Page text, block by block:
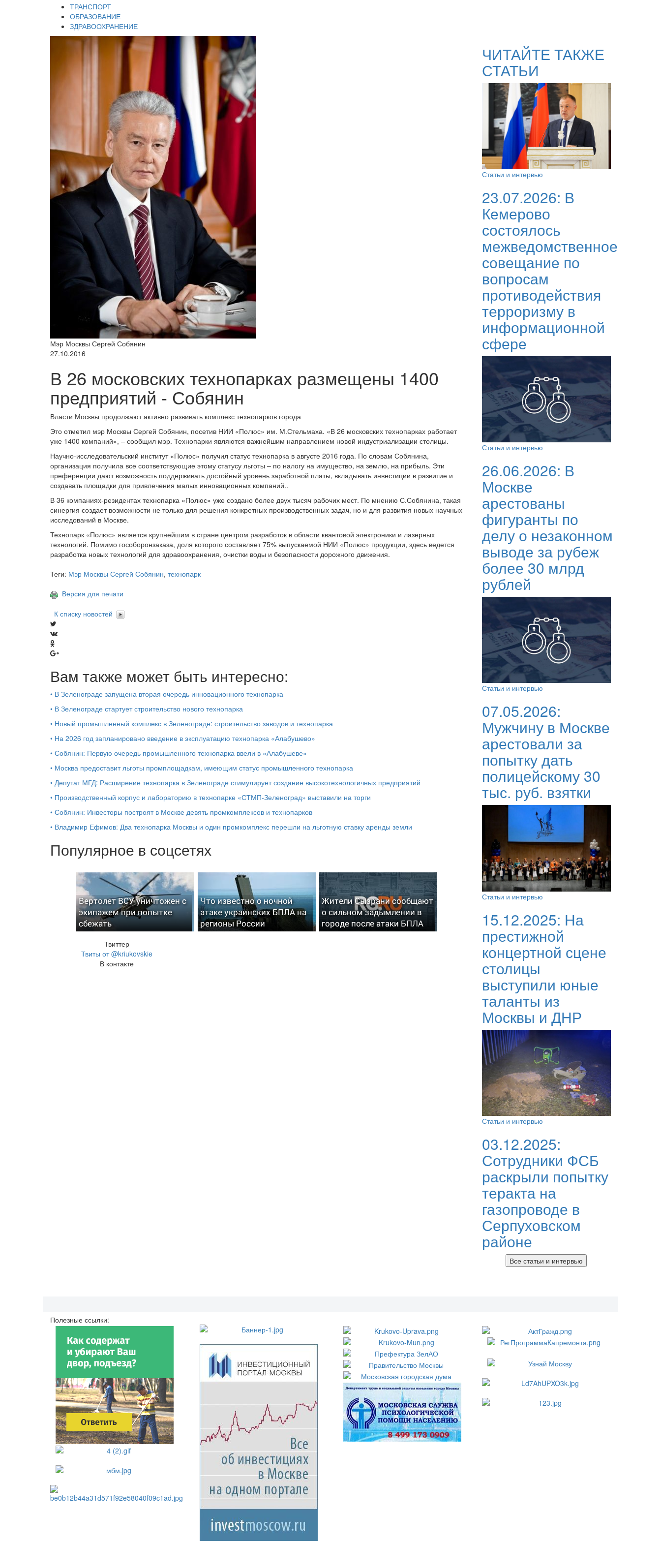
ТРАНСПОРТ
ОБРАЗОВАНИЕ
ЗДРАВООХРАНЕНИЕ
Мэр Москвы Сергей Собянин
27.10.2016
В 26 московских технопарках размещены 1400
предприятий - Собянин
Власти Москвы продолжают активно развивать комплекс технопарков города
Это отметил мэр Москвы Сергей Собянин, посетив НИИ «Полюс» им. М.Стельмаха. «В 26 московских технопарках работает
уже 1400 компаний», – сообщил мэр. Технопарки являются важнейшим направлением новой индустриализации столицы.
Научно-исследовательский институт «Полюс» получил статус технопарка в августе 2016 года. По словам Собянина,
организация получила все соответствующие этому статусу льготы – по налогу на имущество, на землю, на прибыль. Эти
преференции дают возможность поддерживать достойный уровень заработной платы, вкладывать инвестиции в развитие и
создавать площадки для привлечения малых инновационных компаний..
В 36 компаниях-резидентах технопарка «Полюс» уже создано более двух тысяч рабочих мест. По мнению С.Собянина, такая
синергия создает возможности не только для решения конкретных производственных задач, но и для развития новых научных
исследований в Москве.
Технопарк «Полюс» является крупнейшим в стране центром разработок в области квантовой электроники и лазерных
технологий. Помимо гособоронзаказа, доля которого составляет 75% выпускаемой НИИ «Полюс» продукции, здесь ведется
разработка новых технологий для здравоохранения, очистки воды и безопасности дорожного движения.
Теги: Мэр Москвы Сергей Собянин, технопарк
Версия для печати
К списку новостей
Вам также может быть интересно:
• В Зеленограде запущена вторая очередь инновационного технопарка
• В Зеленограде стартует строительство нового технопарка
• Новый промышленный комплекс в Зеленограде: строительство заводов и технопарка
• На 2026 год запланировано введение в эксплуатацию технопарка «Алабушево»
• Собянин: Первую очередь промышленного технопарка ввели в «Алабушеве»
• Москва предоставит льготы промплощадкам, имеющим статус промышленного технопарка
• Депутат МГД: Расширение технопарка в Зеленограде стимулирует создание высокотехнологичных предприятий
• Производственный корпус и лабораторию в технопарке «СТМП-Зеленоград» выставили на торги
• Собянин: Инвесторы построят в Москве девять промкомплексов и технопарков
• Владимир Ефимов: Два технопарка Москвы и один промкомплекс перешли на льготную ставку аренды земли
Популярное в соцсетях
Вертолет ВСУ уничтожен с
экипажем при попытке
сбежать
Что известно о ночной
атаке украинских БПЛА на
регионы России
Жители Сызрани сообщают
о сильном задымлении в
городе после атаки БПЛА
Твиттер
Твиты от @kriukovskie
В контакте
ЧИТАЙТЕ ТАКЖЕ
СТАТЬИ
Статьи и интервью
23.07.2026: В
Кемерово
состоялось
межведомственное
совещание по
вопросам
противодействия
терроризму в
информационной
сфере
Статьи и интервью
26.06.2026: В
Москве
арестованы
фигуранты по
делу о незаконном
выводе за рубеж
более 30 млрд
рублей
Статьи и интервью
07.05.2026:
Мужчину в Москве
арестовали за
попытку дать
полицейскому 30
тыс. руб. взятки
Статьи и интервью
15.12.2025: На
престижной
концертной сцене
столицы
выступили юные
таланты из
Москвы и ДНР
Статьи и интервью
03.12.2025:
Сотрудники ФСБ
раскрыли попытку
теракта на
газопроводе в
Серпуховском
районе
Все статьи и интервью
Полезные ссылки: